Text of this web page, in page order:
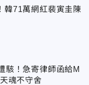
韓71萬網紅裴寅圭陳
駭！急寄律師函給M
魂不守舍